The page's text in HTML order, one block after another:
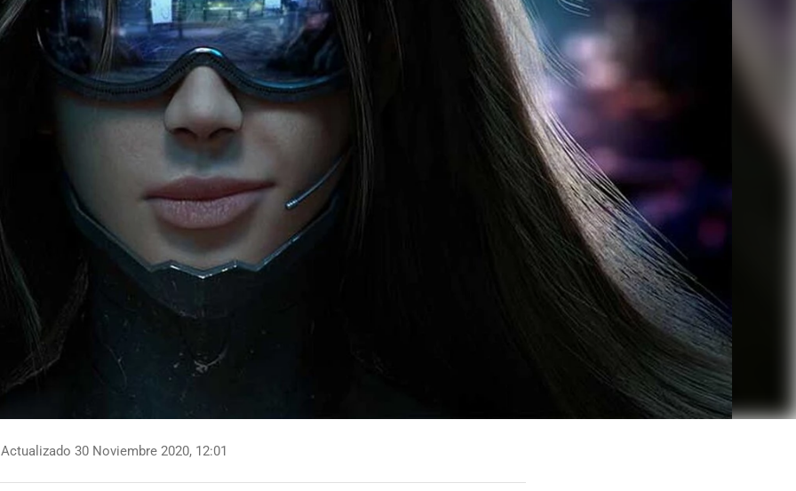
Actualizado 30 Noviembre 2020, 12:01